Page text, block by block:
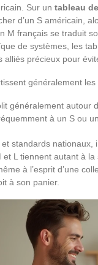
Sur un tableau
d’un S américain,
M français se traduit
de systèmes, les
alliés précieux pour
généralement
généralement autour
à un S ou
standards nationaux,
L tiennent autant à
à l’esprit d’une
à son panier.